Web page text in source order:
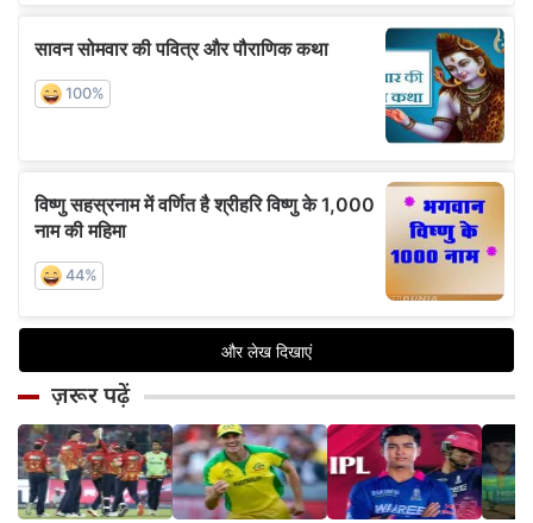
ज़रूर पढ़ें